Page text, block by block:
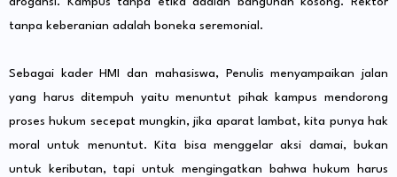
tanpa keberanian adalah boneka seremonial.
Sebagai kader HMI dan mahasiswa, Penulis menyampaikan jalan
yang harus ditempuh yaitu menuntut pihak kampus mendorong
proses hukum secepat mungkin, jika aparat lambat, kita punya hak
moral untuk menuntut. Kita bisa menggelar aksi damai, bukan
untuk keributan, tapi untuk mengingatkan bahwa hukum harus